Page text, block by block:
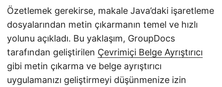
Özetlemek gerekirse, makale Java’daki işaretleme
dosyalarından metin çıkarmanın temel ve hızlı
yolunu açıkladı. Bu yaklaşım, GroupDocs
tarafından geliştirilen Çevrimiçi Belge Ayrıştırıcı
gibi metin çıkarma ve belge ayrıştırıcı
uygulamanızı geliştirmeyi düşünmenize izin